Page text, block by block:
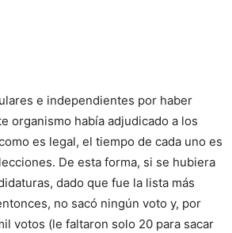
e independientes por haber
organismo había adjudicado a los
es legal, el tiempo de cada uno es
De esta forma, si se hubiera
dado que fue la lista más
no sacó ningún voto y, por
votos (le faltaron solo 20 para sacar